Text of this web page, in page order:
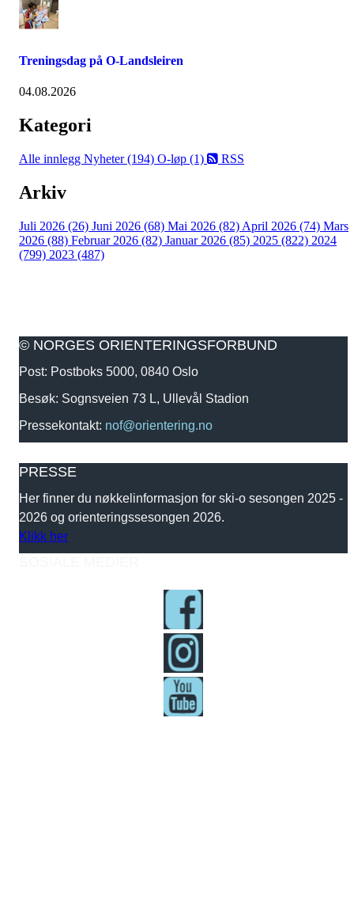
Treningsdag på O-Landsleiren
04.08.2026
Kategori
Alle innlegg Nyheter (194) O-løp (1) RSS
Arkiv
Juli 2026 (26) Juni 2026 (68) Mai 2026 (82) April 2026 (74) Mars
2026 (88) Februar 2026 (82) Januar 2026 (85) 2025 (822) 2024
(799) 2023 (487)
© NORGES ORIENTERINGSFORBUND
Post: Postboks 5000, 0840 Oslo
Besøk: Sognsveien 73 L, Ullevål Stadion
Pressekontakt: nof@orientering.no
PRESSE
Her finner du nøkkelinformasjon for ski-o sesongen 2025 -
2026 og orienteringssesongen 2026.
Klikk her